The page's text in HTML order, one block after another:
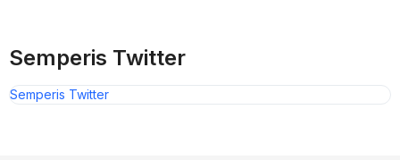
Semperis Twitter
Semperis Twitter